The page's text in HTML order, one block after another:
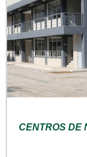
CENTROS DE